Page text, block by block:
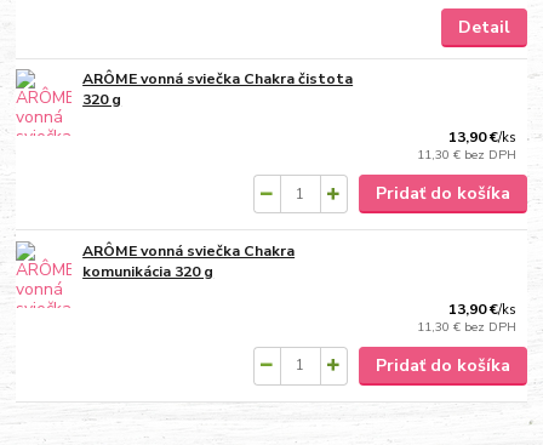
Detail
ARÔME vonná sviečka Chakra čistota
320 g
13,90 €/ks
11,30 € bez DPH
Pridať do košíka
ARÔME vonná sviečka Chakra
komunikácia 320 g
13,90 €/ks
11,30 € bez DPH
Pridať do košíka